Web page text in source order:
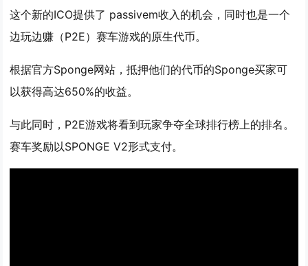
这个新的ICO提供了 passivem收入的机会，同时也是一个
边玩边赚（P2E）赛车游戏的原生代币。
根据官方Sponge网站，抵押他们的代币的Sponge买家可
以获得高达650%的收益。
与此同时，P2E游戏将看到玩家争夺全球排行榜上的排名。
赛车奖励以SPONGE V2形式支付。